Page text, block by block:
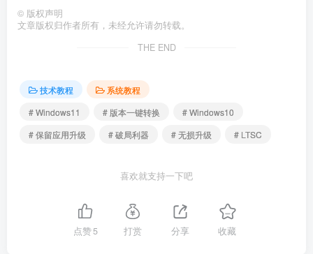
建议预留至少 30GB 的 C 盘空间，并清理之前的系统更
新残留后再试。
使用这款版本转换工具，可以为我们省去重装软件、重新配
置系统环境的大量精力与时间。如果你近期也有跨版本升级
的需求，不妨亲自动手尝试一下。
工具一：Win10-11版本一键转换
© 版权声明
文章版权归作者所有，未经允许请勿转载。
THE END
技术教程
系统教程
# Windows11
# 版本一键转换
# Windows10
# 保留应用升级
# 破局利器 # 无损升级 # LTSC
喜欢就支持一下吧
点赞5 打赏 分享 收藏